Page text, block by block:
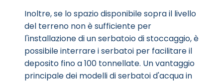
Inoltre, se lo spazio disponibile sopra il livello
del terreno non è sufficiente per
l'installazione di un serbatoio di stoccaggio, è
possibile interrare i serbatoi per facilitare il
deposito fino a 100 tonnellate. Un vantaggio
principale dei modelli di serbatoi d'acqua in